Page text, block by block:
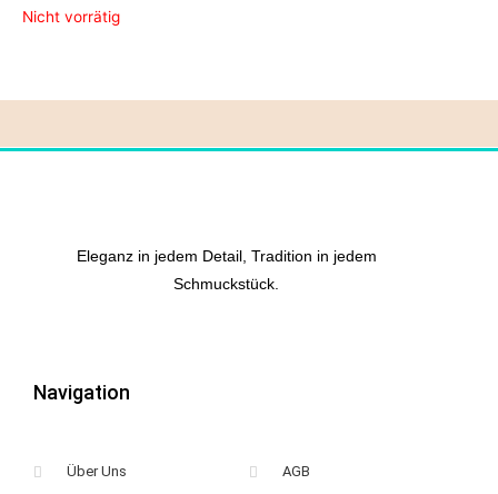
Nicht vorrätig
Eleganz in jedem Detail, Tradition in jedem
Schmuckstück.
Navigation
Über Uns AGB